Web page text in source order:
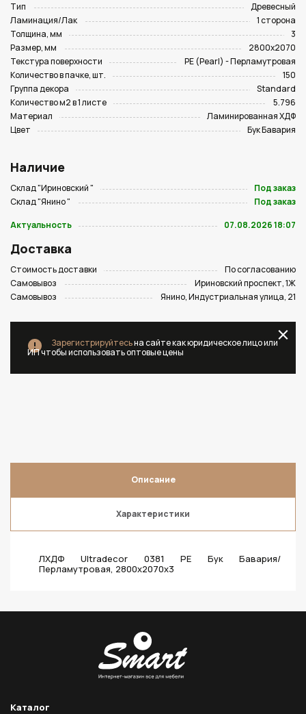
Тип
Древесный
Ламинация/Лак
1 сторона
Толщина, мм
3
Размер, мм
2800х2070
Текстура поверхности
PE (Pearl) - Перламутровая
Количество в пачке, шт.
150
Группа декора
Standard
Количество м2 в 1 листе
5.796
Материал
Ламинированная ХДФ
Цвет
Бук Бавария
Наличие
Склад "Ириновский "
Под заказ
Склад "Янино "
Под заказ
Актуальность
07.08.2026 18:07
Доставка
Стоимость доставки
По согласованию
Самовывоз
Ириновский проспект, 1Ж
Самовывоз
Янино, Индустриальная улица, 21
Зарегистрируйтесьна сайте как юридическое лицо или
ИП чтобы использовать оптовые цены
Описание
Характеристики
ЛХДФ Ultradecor 0381 PE Бук Бавария/
Перламутровая, 2800х2070х3
Каталог